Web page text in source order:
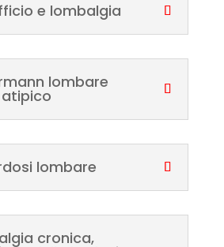
e lombalgia
lombare
atipico
lombare
cronica,